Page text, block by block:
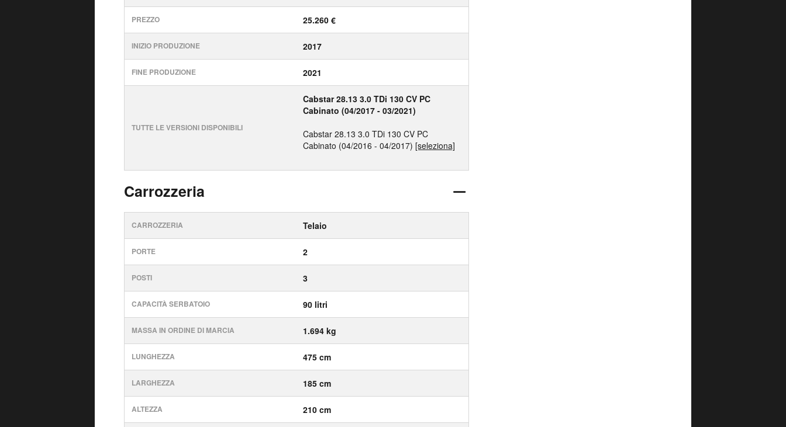
PREZZO 25.260 €
INIZIO PRODUZIONE 2017
FINE PRODUZIONE 2021
TUTTE LE VERSIONI DISPONIBILI
Cabstar 28.13 3.0 TDi 130 CV PC
Cabinato (04/2017 - 03/2021)
Cabstar 28.13 3.0 TDi 130 CV PC
Cabinato (04/2016 - 04/2017) [seleziona]
Carrozzeria
CARROZZERIA Telaio
PORTE 2
POSTI 3
CAPACITÀ SERBATOIO 90 litri
MASSA IN ORDINE DI MARCIA 1.694 kg
LUNGHEZZA 475 cm
LARGHEZZA 185 cm
ALTEZZA 210 cm